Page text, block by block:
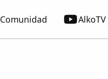
Comunidad AlkoTV